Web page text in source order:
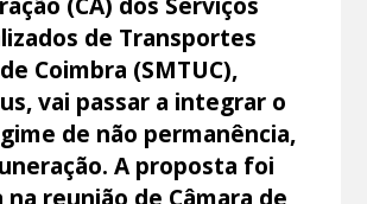
de Transportes
Coimbra (SMTUC),
vai passar a integrar o
de não permanência,
A proposta foi
na reunião de Câmara de